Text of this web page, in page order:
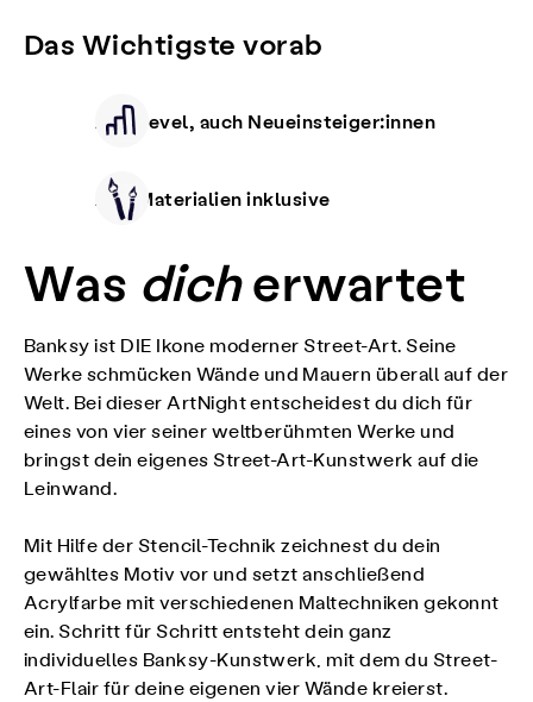
Das Wichtigste vorab
Alle Level, auch Neueinsteiger:innen
Alle Materialien inklusive
Was dicherwartet
Banksy ist DIE Ikone moderner Street-Art. Seine
Werke schmücken Wände und Mauern überall auf der
Welt. Bei dieser ArtNight entscheidest du dich für
eines von vier seiner weltberühmten Werke und
bringst dein eigenes Street-Art-Kunstwerk auf die
Leinwand.
Mit Hilfe der Stencil-Technik zeichnest du dein
gewähltes Motiv vor und setzt anschließend
Acrylfarbe mit verschiedenen Maltechniken gekonnt
ein. Schritt für Schritt entsteht dein ganz
individuelles Banksy-Kunstwerk, mit dem du Street-
Art-Flair für deine eigenen vier Wände kreierst.